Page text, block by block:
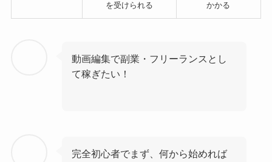
を受けられる
かかる
動画編集で副業・フリーランスとし
て稼ぎたい！
完全初心者でまず、何から始めれば